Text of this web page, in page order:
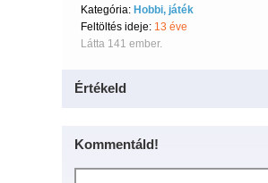
Kategória: Hobbi, játék
Feltöltés ideje: 13 éve
Látta 141 ember.
Értékeld
Kommentáld!